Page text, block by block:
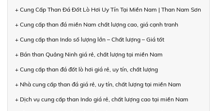
+ Cung Cấp Than Đá Đốt Lò Hơi Uy Tín Tại Miền Nam | Than Nam Sơn
+ Cung cấp than đá miền Nam chất lượng cao, giá cạnh tranh
+ Cung cấp than Indo số lượng lớn – Chất lượng – Giá tốt
+ Bán than Quảng Ninh giá rẻ, chất lượng tại miền Nam
+ Cung cấp than đá đốt lò hơi giá rẻ, uy tín, chất lượng
+ Nhà cung cấp than đá giá rẻ, uy tín, chất lượng tại miền Nam
+ Dịch vụ cung cấp than Indo giá rẻ, chất lượng cao tại miền Nam